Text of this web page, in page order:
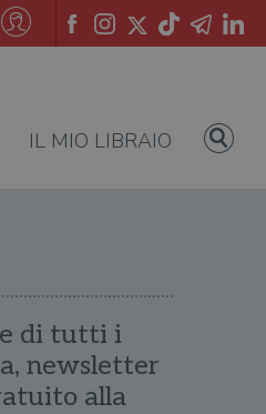
IL MIO LIBRAIO
di tutti i
newsletter
alla